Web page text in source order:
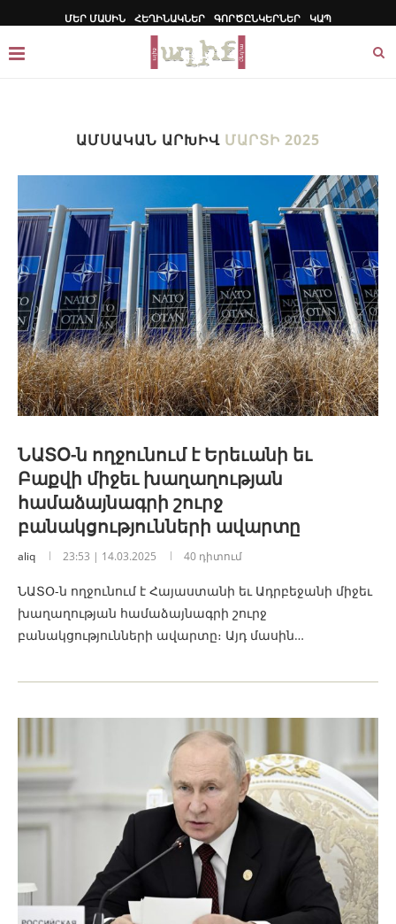
ՄԵՐ ՄԱՍԻՆ ՀԵՂԻՆԱԿՆԵՐ ԳՈՐԾԸՆԿԵՐՆԵՐ ԿԱՊ
ԱՄՍԱԿԱՆ ԱՐԽԻՎ ՄԱՐՏԻ 2025
ՆԱՏՕ-ն ողջունում է Երեւանի եւ
Բաքվի միջեւ խաղաղության
համաձայնագրի շուրջ
բանակցությունների ավարտը
aliq 23:53 | 14.03.2025 40 դիտում
ՆԱՏՕ-ն ողջունում է Հայաստանի եւ Ադրբեջանի միջեւ
խաղաղության համաձայնագրի շուրջ
բանակցությունների ավարտը։ Այդ մասին…